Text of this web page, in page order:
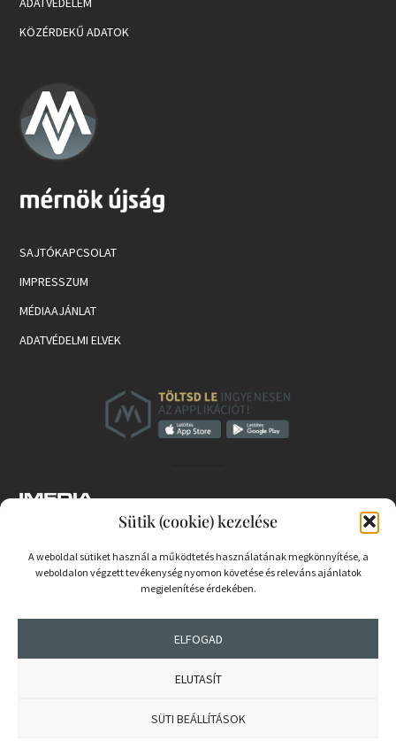
Sütik (cookie) kezelése
A weboldal sütiket használ a működtetés használatának megkönnyítése, a
weboldalon végzett tevékenység nyomon követése és releváns ajánlatok
megjelenítése érdekében.
ELFOGAD
ELUTASÍT
SÜTI BEÁLLÍTÁSOK
KÖZÉRDEKŰ ADATOK
SAJTÓKAPCSOLAT
IMPRESSZUM
MÉDIAAJÁNLAT
ADATVÉDELMI ELVEK
PARTNEREK